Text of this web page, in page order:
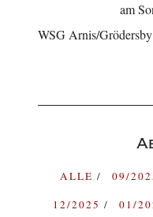
am
WSG Arnis/Grödersby
ALLE 09/
12/2025
01/